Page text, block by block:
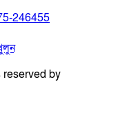
246455
by